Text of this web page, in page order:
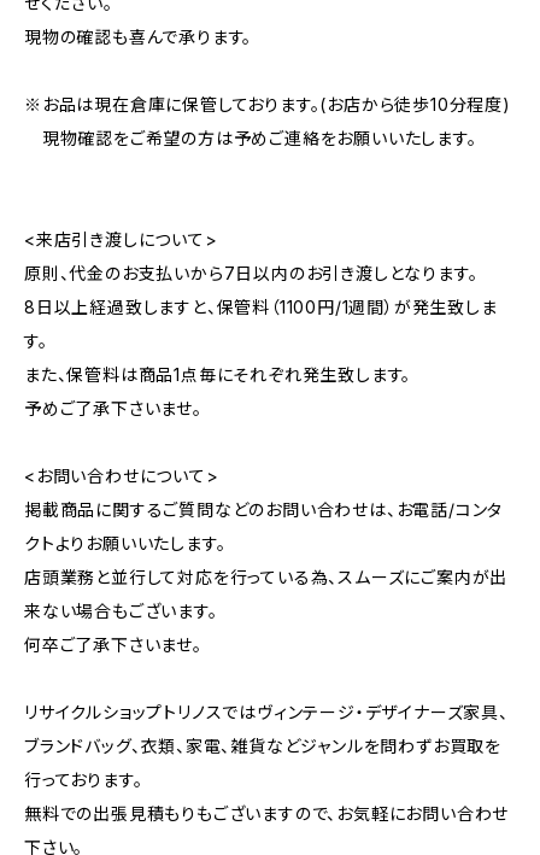
現物の確認も喜んで承ります。
※お品は現在倉庫に保管しております。(お店から徒歩10分程度)
現物確認をご希望の方は予めご連絡をお願いいたします。
<来店引き渡しについて>
原則、代金のお支払いから7日以内のお引き渡しとなります。
8日以上経過致しますと、保管料（1100円/1週間）が発生致しま
す。
また、保管料は商品1点毎にそれぞれ発生致します。
予めご了承下さいませ。
<お問い合わせについて>
掲載商品に関するご質問などのお問い合わせは、お電話/コンタ
クトよりお願いいたします。
店頭業務と並行して対応を行っている為、スムーズにご案内が出
来ない場合もございます。
何卒ご了承下さいませ。
リサイクルショップトリノスではヴィンテージ・デザイナーズ家具、
ブランドバッグ、衣類、家電、雑貨などジャンルを問わずお買取を
行っております。
無料での出張見積もりもございますので、お気軽にお問い合わせ
下さい。